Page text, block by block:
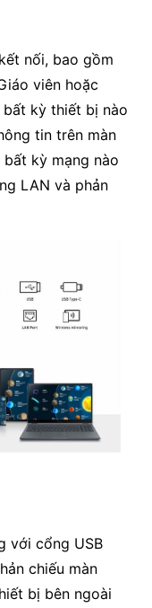
nối, bao gồm
viên hoặc
kỳ thiết bị nào
tin trên màn
kỳ mạng nào
LAN và phản
với cổng USB
chiếu màn
bị bên ngoài